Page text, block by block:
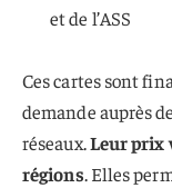
et de l’ASS
Ces cartes sont
demande auprès
réseaux.Leur prix
régions. Elles